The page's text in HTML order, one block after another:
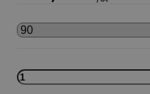
PEM
Rör